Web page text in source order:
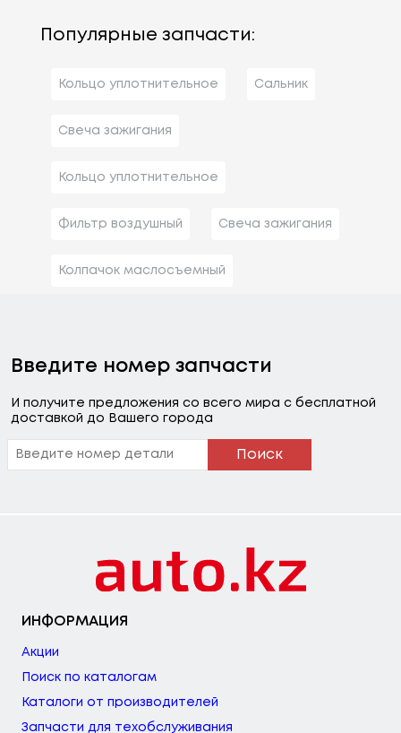
Популярные запчасти:
Кольцо уплотнительное Сальник
Свеча зажигания
Кольцо уплотнительное
Фильтр воздушный Свеча зажигания
Колпачок маслосъемный
Введите номер запчасти
И получите предложения со всего мира с бесплатной
доставкой до Вашего города
Поиск
ИНФОРМАЦИЯ
Акции
Поиск по каталогам
Каталоги от производителей
Запчасти для техобслуживания